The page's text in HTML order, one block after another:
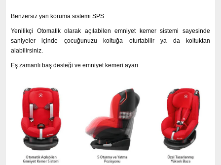
Benzersiz yan koruma sistemi SPS
Yenilikçi Otomatik olarak açılabilen emniyet kemer sistemi sayesinde
saniyeler içinde çocuğunuzu koltuğa oturtabilir ya da koltuktan
alabilirsiniz.
Eş zamanlı baş desteği ve emniyet kemeri ayarı